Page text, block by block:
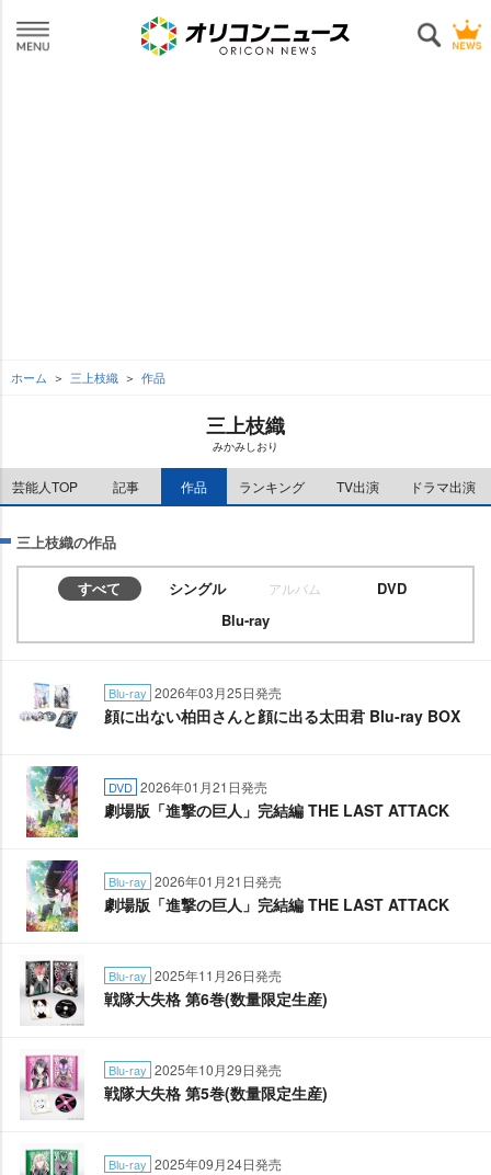
ホーム 三上枝織 作品
三上枝織
みかみしおり
芸能人TOP 記事 作品 ランキング TV出演 ドラマ出演
三上枝織の作品
すべて シングル アルバム
DVD
Blu-ray
Blu-ray 2026年03月25日発売
顔に出ない柏田さんと顔に出る太田君 Blu-ray BOX
DVD 2026年01月21日発売
劇場版「進撃の巨人」完結編 THE LAST ATTACK
Blu-ray 2026年01月21日発売
劇場版「進撃の巨人」完結編 THE LAST ATTACK
Blu-ray 2025年11月26日発売
戦隊大失格 第6巻(数量限定生産)
Blu-ray 2025年10月29日発売
戦隊大失格 第5巻(数量限定生産)
Blu-ray 2025年09月24日発売